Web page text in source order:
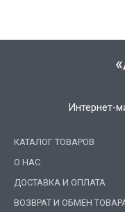
Интернет-
КАТАЛОГ ТОВАРОВ
О НАС
ДОСТАВКА И ОПЛАТА
ВОЗВРАТ И ОБМЕН